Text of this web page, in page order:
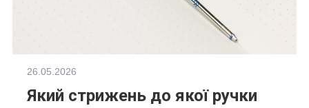
26.05.2026
Який стрижень до якої ручки